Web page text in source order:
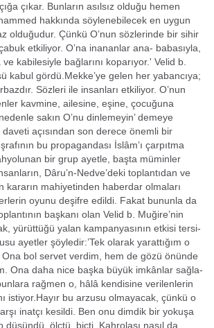
çıkar. Bunların asılsız olduğu hemen
hakkında söylenebilecek en uygun
olduğudur. Çün­kü O’nun sözlerinde bir sihir
etkiliyor. O’na inananlar ana- babasıyla,
kabilesiyle bağlarını koparıyor.' Velid b.
kabul gördü.Mekke’ye gelen her ya­bancıya;
Sözleri ile insanları etkiliyor. O’nun
kavmine, ailesine, eşine, çocuğuna
sakın O’nu dinlemeyin’ demeye
daveti açısından son derece önem­li bir
bu propagandası İslâm’ı çarpıtma
bir grup ayetle, başta mümin­ler
Dâru’n-Nedve’deki toplantıdan ve
kararın mahiyetinden haberdar olmaları
oyunu deşifre edildi. Fakat bununla da
başkanı olan Velid b. Muğire’nin
yürüttüğü yalan kampanyasının etkisi tersi­
ayetler şöyledir:’Tek olarak yarattığım o
Ona bol servet verdim, hem de gö­zü önünde
Ona daha nice başka büyük imkânlar sağla­
rağmen o, hâlâ kendisine verilenlerin
istiyor.Hayır bu arzusu olmayacak, çünkü o
inatçı kesildi. Ben onu dimdik bir yokuşa
düşündü, ölçtü, biçti. Kahrolası nasıl da